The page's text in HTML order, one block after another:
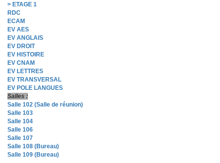
> ETAGE 1
RDC
ECAM
EV AES
EV ANGLAIS
EV DROIT
EV HISTOIRE
EV CNAM
EV LETTRES
EV TRANSVERSAL
EV POLE LANGUES
Salles :
Salle 102 (Salle de réunion)
Salle 103
Salle 104
Salle 106
Salle 107
Salle 108 (Bureau)
Salle 109 (Bureau)